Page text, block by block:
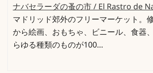
ナバセラーダの蚤の市 / El Rastro de
マドリッド郊外のフリーマーケット。
から絵画、おもちゃ、ビニール、食器
らゆる種類のものが100…